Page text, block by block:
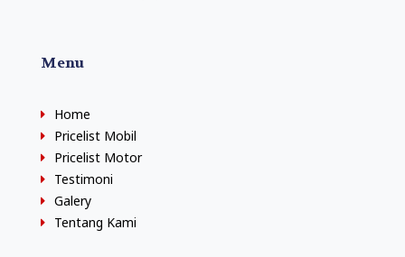
Menu
Home
Pricelist Mobil
Pricelist Motor
Testimoni
Galery
Tentang Kami